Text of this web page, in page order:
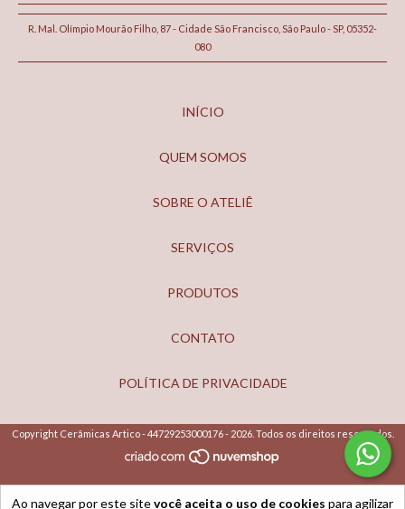
Ao navegar por este sitevocê aceita o uso de cookies para agilizar
R. Mal. Olímpio Mourão Filho, 87 - Cidade São Francisco, São Paulo - SP, 05352-
080
INÍCIO
QUEM SOMOS
SOBRE O ATELIÊ
SERVIÇOS
PRODUTOS
CONTATO
POLÍTICA DE PRIVACIDADE
Copyright Cerâmicas Artico - 44729253000176 - 2026. Todos os direitos reservados.